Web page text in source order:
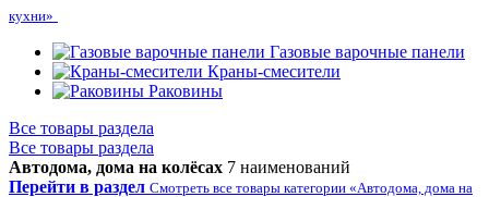
кухни»
Газовые варочные панели
Краны-смесители
Раковины
Все товары раздела
Все товары раздела
Автодома, дома на колёсах 7 наименований
Перейти в раздел Смотреть все товары категории «Автодома, дома на